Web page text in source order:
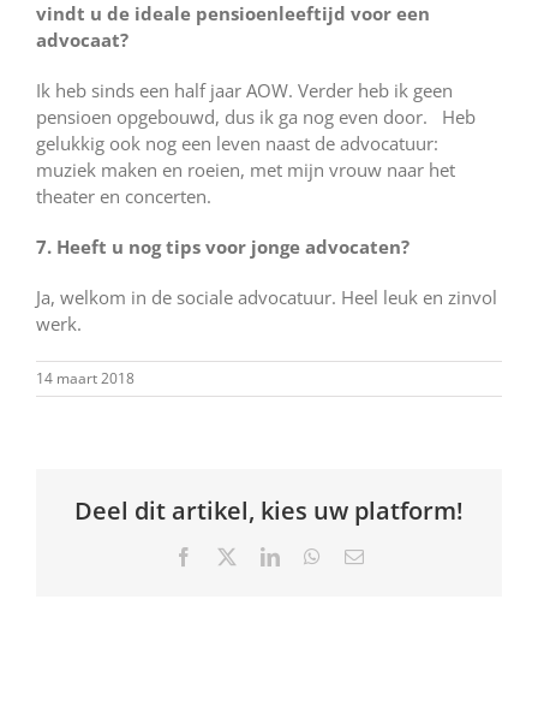
vindt u de ideale pensioenleeftijd voor een
advocaat?
Ik heb sinds een half jaar AOW. Verder heb ik geen
pensioen opgebouwd, dus ik ga nog even door. Heb
gelukkig ook nog een leven naast de advocatuur:
muziek maken en roeien, met mijn vrouw naar het
theater en concerten.
7. Heeft u nog tips voor jonge advocaten?
Ja, welkom in de sociale advocatuur. Heel leuk en zinvol
werk.
14 maart 2018
Deel dit artikel, kies uw platform!
Facebook LinkedInWhatsApp
E-